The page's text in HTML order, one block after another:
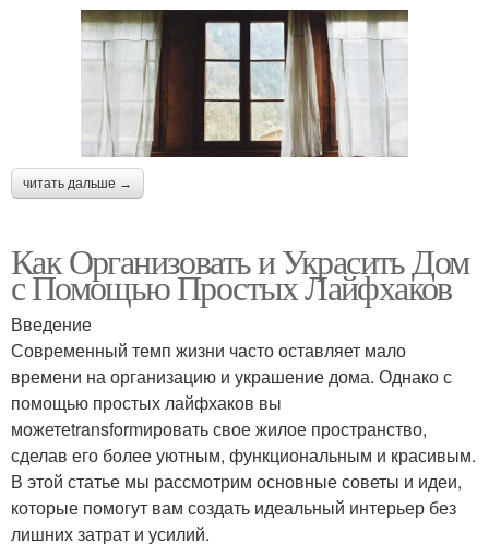
читать дальше →
Как Организовать и Украсить Дом
с Помощью Простых Лайфхаков
Введение
Современный темп жизни часто оставляет мало
времени на организацию и украшение дома. Однако с
помощью простых лайфхаков вы
можетеtransformировать свое жилое пространство,
сделав его более уютным, функциональным и красивым.
В этой статье мы рассмотрим основные советы и идеи,
которые помогут вам создать идеальный интерьер без
лишних затрат и усилий.